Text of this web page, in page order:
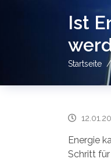
Ist
Startseite
Energie
Schritt